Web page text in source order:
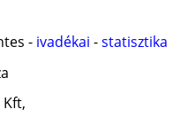
- ivadékai -statisztika